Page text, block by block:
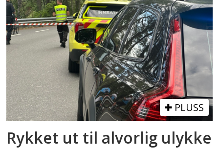
PLUSS
Rykket ut til alvorlig ulykke